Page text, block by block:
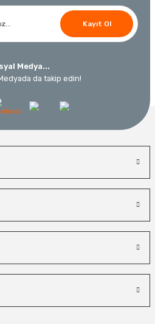
Kayıt Ol
Medya...
da takip edin!